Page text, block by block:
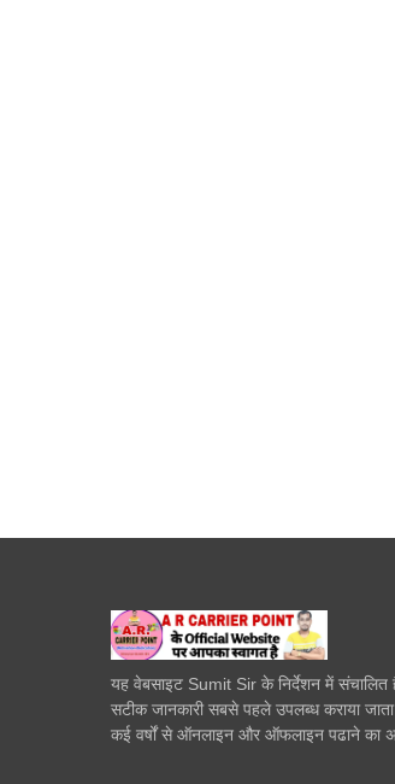
यह वेबसाइट Sumit Sir के निर्देशन में
सटीक जानकारी सबसे पहले उपलब्ध कराया
कई वर्षों से ऑनलाइन और ऑफलाइन पढाने का